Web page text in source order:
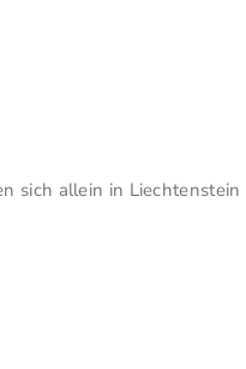
sich allein in